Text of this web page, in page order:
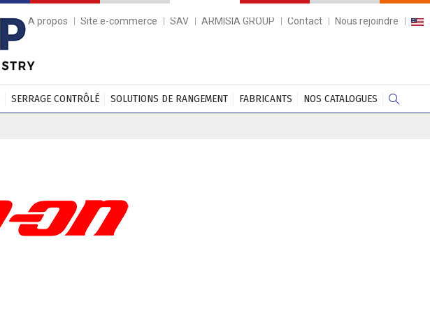
A propos
Site e-commerce SAV ARMISIA GROUP Contact Nous rejoindre
SERRAGE CONTRÔLÉ SOLUTIONS DE RANGEMENT FABRICANTS NOS CATALOGUES